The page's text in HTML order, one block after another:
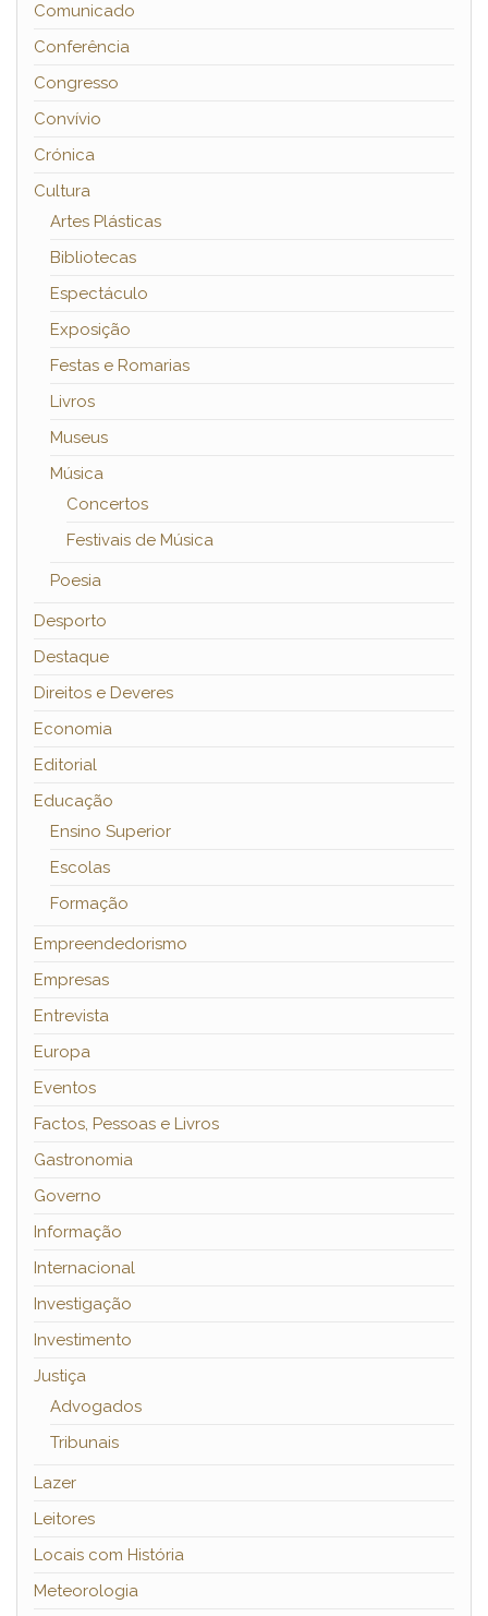
Comunicado
Conferência
Congresso
Convívio
Crónica
Cultura
Artes Plásticas
Bibliotecas
Espectáculo
Exposição
Festas e Romarias
Livros
Museus
Música
Concertos
Festivais de Música
Poesia
Desporto
Destaque
Direitos e Deveres
Economia
Editorial
Educação
Ensino Superior
Escolas
Formação
Empreendedorismo
Empresas
Entrevista
Europa
Eventos
Factos, Pessoas e Livros
Gastronomia
Governo
Informação
Internacional
Investigação
Investimento
Justiça
Advogados
Tribunais
Lazer
Leitores
Locais com História
Meteorologia